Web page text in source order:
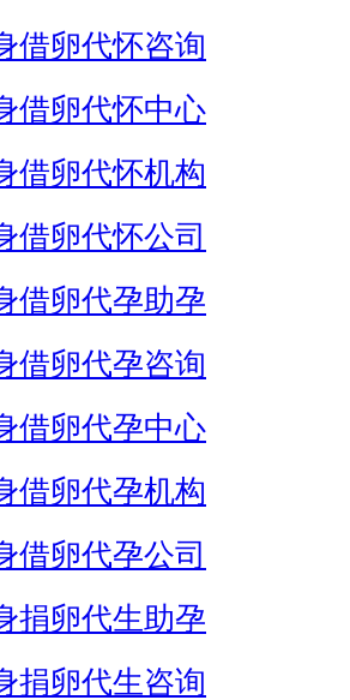
借卵代怀咨询
借卵代怀中心
借卵代怀机构
借卵代怀公司
借卵代孕助孕
借卵代孕咨询
借卵代孕中心
借卵代孕机构
借卵代孕公司
捐卵代生助孕
捐卵代生咨询